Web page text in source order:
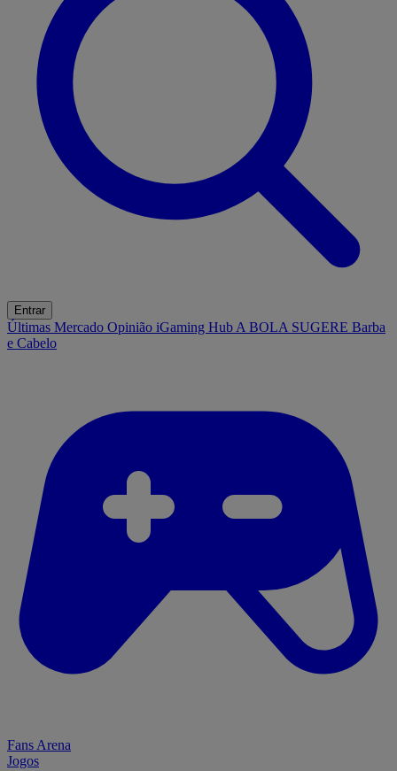
Entrar
Últimas Mercado Opinião iGaming Hub A BOLA SUGERE Barba
e Cabelo
Fans Arena
Jogos